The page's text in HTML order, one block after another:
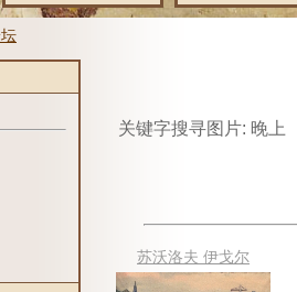
关键字搜寻图片: 晚上
苏沃洛夫 伊戈尔